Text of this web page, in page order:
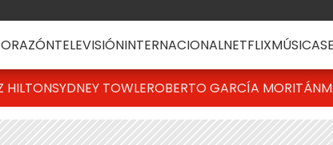
TELEVISIÓNINTERNACIONALNETFLIXMÚSICA
HILTONSYDNEY TOWLEROBERTO GARCÍA MORITÁN